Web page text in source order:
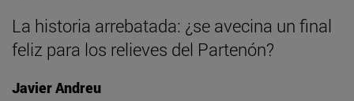
La historia arrebatada: ¿se avecina un final
feliz para los relieves del Partenón?
Javier Andreu